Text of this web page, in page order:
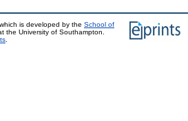
which is developed by the School of
the University of Southampton.